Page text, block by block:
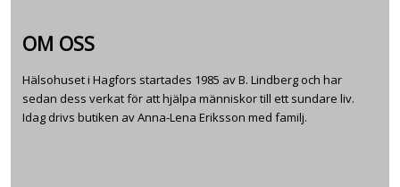
OM OSS
Hälsohuset i Hagfors startades 1985 av B. Lindberg och har
sedan dess verkat för att hjälpa människor till ett sundare liv.
Idag drivs butiken av Anna-Lena Eriksson med familj.